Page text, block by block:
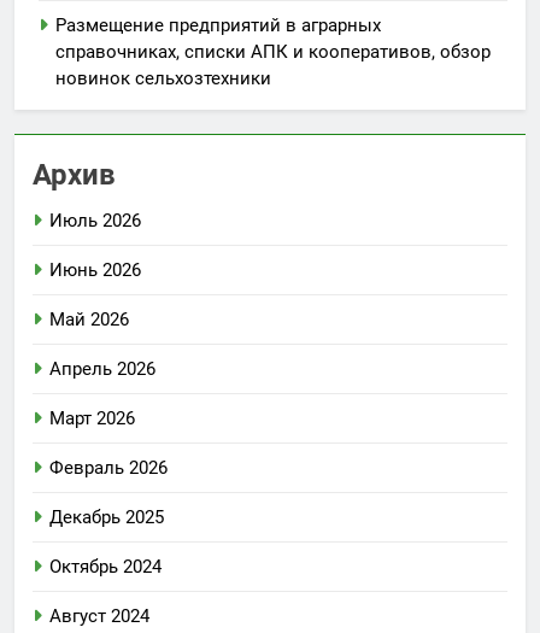
Размещение предприятий в аграрных
справочниках, списки АПК и кооперативов, обзор
новинок сельхозтехники
Архив
Июль 2026
Июнь 2026
Май 2026
Апрель 2026
Март 2026
Февраль 2026
Декабрь 2025
Октябрь 2024
Август 2024